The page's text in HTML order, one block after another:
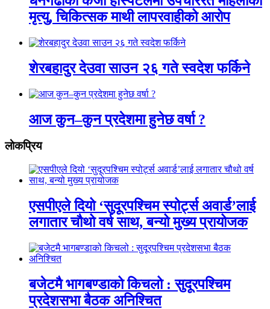
मृत्यु, चिकित्सक माथी लापरवाहीको आरोप
शेरबहादुर देउवा साउन २६ गते स्वदेश फर्किने
आज कुन–कुन प्रदेशमा हुनेछ वर्षा ?
लाेकप्रिय
एसपीएले दियो ‘सुदूरपश्चिम स्पोर्ट्स अवार्ड’लाई
लगातार चौथो वर्ष साथ, बन्यो मुख्य प्रायोजक
बजेटमै भागबण्डाको किचलो : सुदूरपश्चिम
प्रदेशसभा बैठक अनिश्चित